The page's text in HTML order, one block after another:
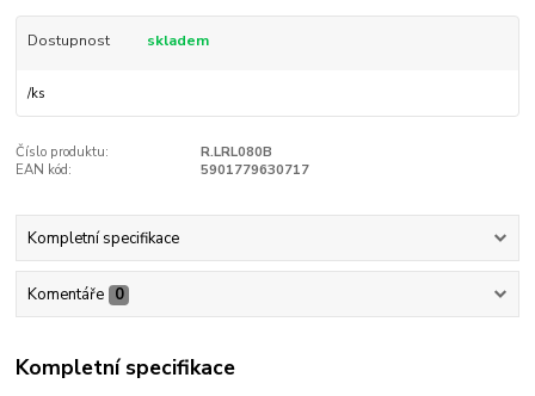
Dostupnost skladem
/ks
Číslo produktu:
R.LRL080B
EAN kód:
5901779630717
Kompletní specifikace
Komentáře 0
Kompletní specifikace